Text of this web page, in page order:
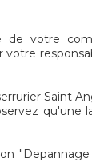
de votre
Saint
qu'une